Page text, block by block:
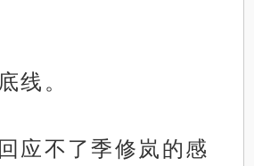
线。
应不了季修岚的感